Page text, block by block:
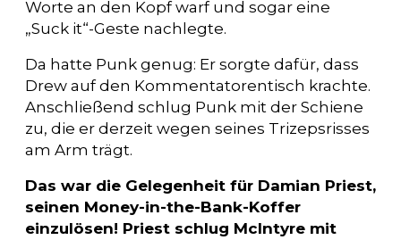
Worte an den Kopf warf und sogar eine
„Suck it“-Geste nachlegte.
Da hatte Punk genug: Er sorgte dafür, dass
Drew auf den Kommentatorentisch krachte.
Anschließend schlug Punk mit der Schiene
zu, die er derzeit wegen seines Trizepsrisses
am Arm trägt.
Das war die Gelegenheit für Damian Priest,
seinen Money-in-the-Bank-Koffer
einzulösen! Priest schlug McIntyre mit